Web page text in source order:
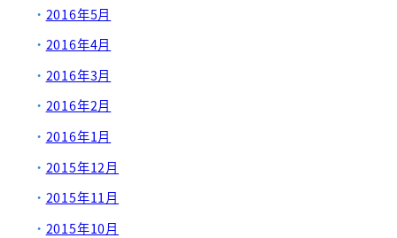
2016年5月
2016年4月
2016年3月
2016年2月
2016年1月
2015年12月
2015年11月
2015年10月